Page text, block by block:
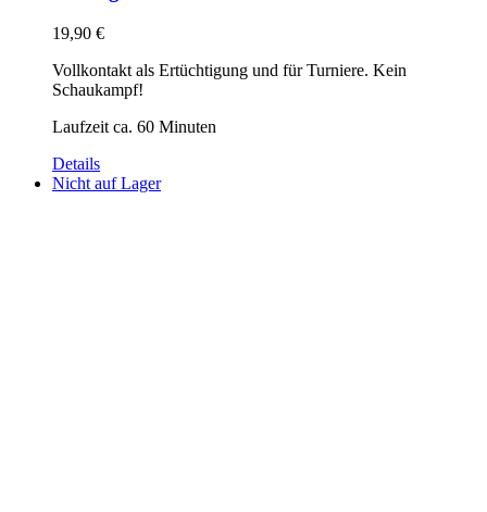
19,90 €
Vollkontakt als Ertüchtigung und für Turniere. Kein
Schaukampf!
Laufzeit ca. 60 Minuten
Details
Nicht auf Lager